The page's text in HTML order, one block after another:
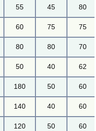
55 45 80
60 75 75
80 80 70
50 40 62
180 50 60
140 40 60
120 50 60